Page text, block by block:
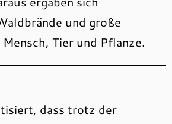
und große
Tier und Pflanze.
dass trotz der